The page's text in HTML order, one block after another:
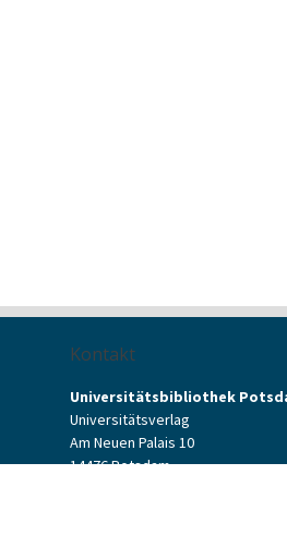
Kontakt
Universitätsbibliothek
Universitätsverlag
Am Neuen Palais 10
14476 Potsdam